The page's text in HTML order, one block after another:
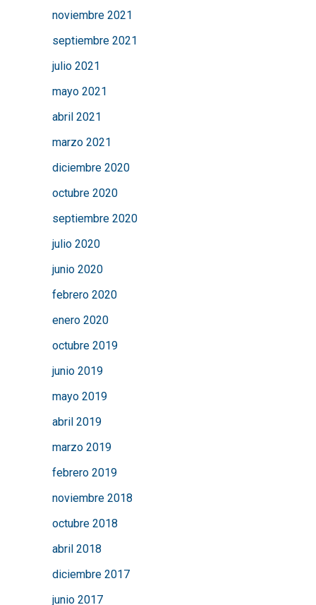
noviembre 2021
septiembre 2021
julio 2021
mayo 2021
abril 2021
marzo 2021
diciembre 2020
octubre 2020
septiembre 2020
julio 2020
junio 2020
febrero 2020
enero 2020
octubre 2019
junio 2019
mayo 2019
abril 2019
marzo 2019
febrero 2019
noviembre 2018
octubre 2018
abril 2018
diciembre 2017
junio 2017